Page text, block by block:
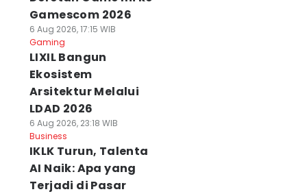
Gamescom 2026
6 Aug 2026, 17:15 WIB
Gaming
LIXIL Bangun
Ekosistem
Arsitektur Melalui
LDAD 2026
6 Aug 2026, 23:18 WIB
Business
IKLK Turun, Talenta
AI Naik: Apa yang
Terjadi di Pasar